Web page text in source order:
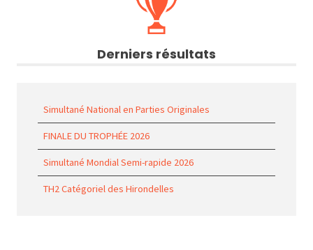
Derniers résultats
Simultané National en Parties Originales
FINALE DU TROPHÉE 2026
Simultané Mondial Semi-rapide 2026
TH2 Catégoriel des Hirondelles